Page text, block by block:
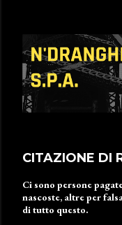
CITAZIONE DI
Ci sono persone
nascoste, altre per
di tutto questo.